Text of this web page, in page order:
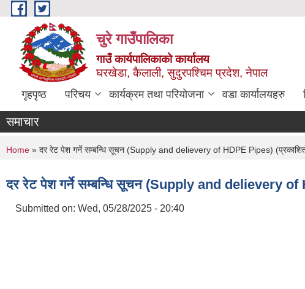
Skip to main content
चुरे गाउँपालिका
गाउँ कार्यपालिकाको कार्यालय
घरखेडा, कैलाली, सुदुरपश्चिम प्रदेश, नेपाल
गृहपृष्ठ परिचय कार्यक्रम तथा परियोजना वडा कार्यालयहरु
समाचार
You are here
Home » दर रेट पेश गर्ने सम्बन्धि सूचन (Supply and delievery of HDPE Pipes)
दर रेट पेश गर्ने सम्बन्धि सूचन (Supply and delievery
Submitted on: Wed, 05/28/2025 - 20:40